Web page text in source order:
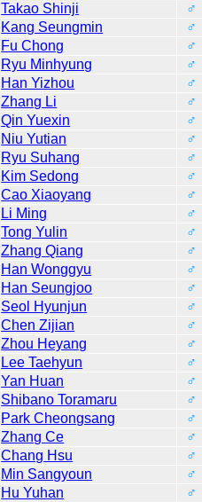
Takao Shinji ♂
Kang Seungmin ♂
Fu Chong ♂
Ryu Minhyung ♂
Han Yizhou ♂
Zhang Li ♂
Qin Yuexin ♂
Niu Yutian ♂
Ryu Suhang ♂
Kim Sedong ♂
Cao Xiaoyang ♂
Li Ming ♂
Tong Yulin ♂
Zhang Qiang ♂
Han Wonggyu ♂
Han Seungjoo ♂
Seol Hyunjun ♂
Chen Zijian ♂
Zhou Heyang ♂
Lee Taehyun ♂
Yan Huan ♂
Shibano Toramaru ♂
Park Cheongsang ♂
Zhang Ce ♂
Chang Hsu ♂
Min Sangyoun ♂
Hu Yuhan ♂